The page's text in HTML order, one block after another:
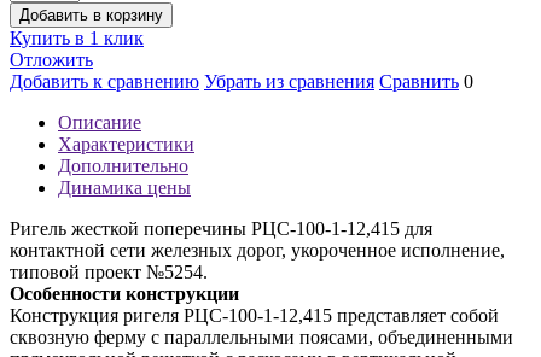
Добавить в корзину
Купить в 1 клик
Отложить
Добавить к сравнению Убрать из сравнения Сравнить 0
Описание
Характеристики
Дополнительно
Динамика цены
Ригель жесткой поперечины РЦС-100-1-12,415 для
контактной сети железных дорог, укороченное исполнение,
типовой проект №5254.
Особенности конструкции
Конструкция ригеля РЦС-100-1-12,415 представляет собой
сквозную ферму с параллельными поясами, объединенными